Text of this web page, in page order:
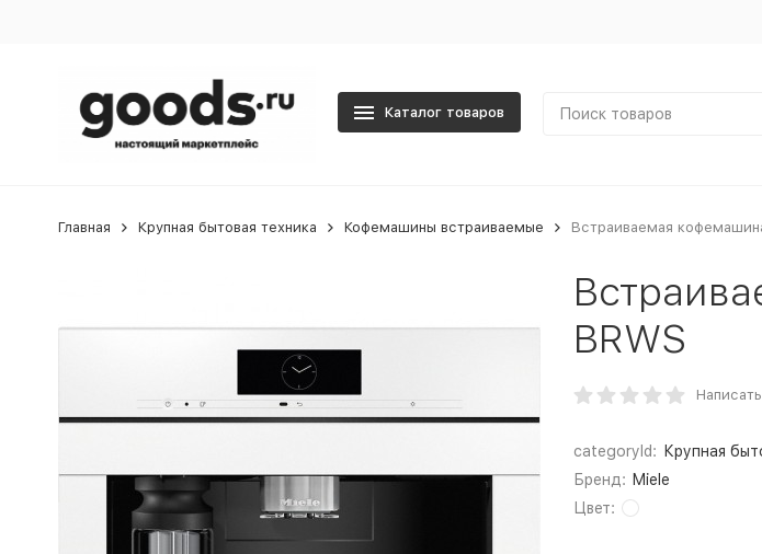
Каталог товаров
Главная Крупная бытовая техника Кофемашины встраиваемые Встраиваемая
BRWS
categoryId:
Крупная
Бренд: Miele
Цвет: